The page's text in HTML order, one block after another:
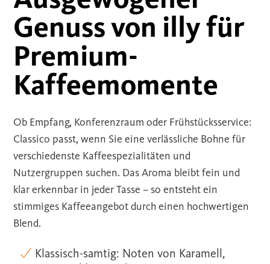
Genuss von illy für
Premium-
Kaffeemomente
Ob Empfang, Konferenzraum oder Frühstücksservice:
Classico passt, wenn Sie eine verlässliche Bohne für
verschiedenste Kaffeespezialitäten und
Nutzergruppen suchen. Das Aroma bleibt fein und
klar erkennbar in jeder Tasse – so entsteht ein
stimmiges Kaffeeangebot durch einen hochwertigen
Blend.
Klassisch-samtig: Noten von Karamell,